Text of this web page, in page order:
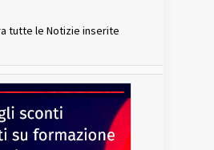
tutte le Notizie inserite